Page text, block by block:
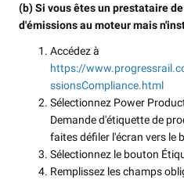
(b) Si vous êtes un prestataire
d'émissions au moteur mais
Accédez à
https://
ssionsCompliance.html
Sélectionnez Power
Demande d'étiquette de
faites défiler l'écran vers le
Sélectionnez le bouton
Remplissez les champs